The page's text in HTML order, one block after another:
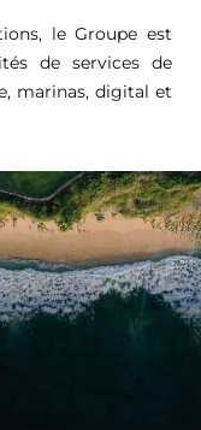
le Groupe est
de services de
marinas, digital et